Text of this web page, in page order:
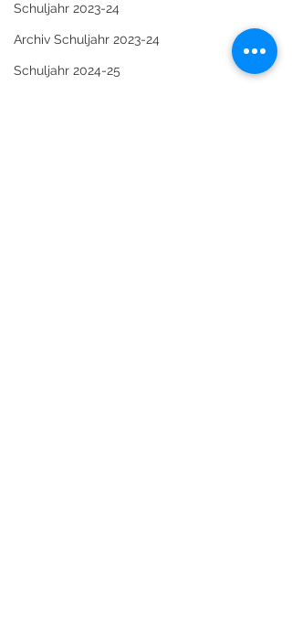
Schuljahr 2023-24
Archiv Schuljahr 2023-24
Schuljahr 2024-25